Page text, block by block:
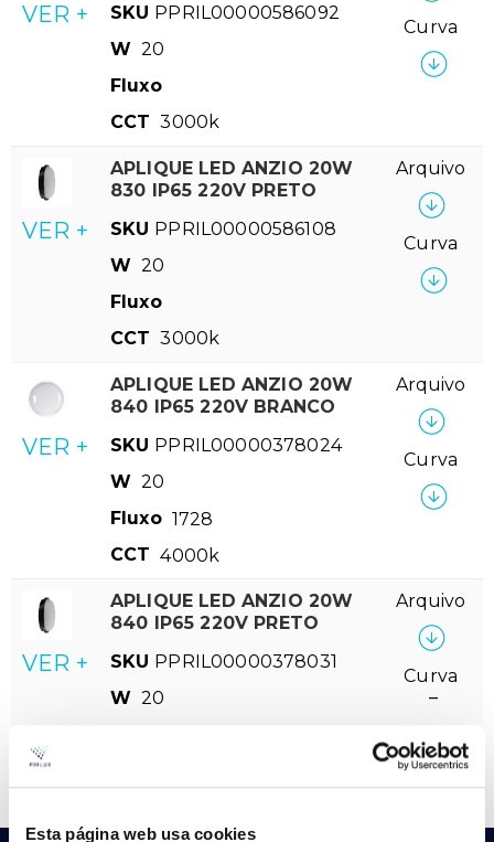
Esta página web usa cookies
VER +
SKU PPRIL00000586092
W 20
Fluxo
CCT 3000k
Curva
VER +
APLIQUE LED ANZIO 20W
830 IP65 220V PRETO
SKU PPRIL00000586108
W 20
Fluxo
CCT 3000k
Arquivo
Curva
VER +
APLIQUE LED ANZIO 20W
840 IP65 220V BRANCO
SKU PPRIL00000378024
W 20
Fluxo 1728
CCT 4000k
Arquivo
Curva
VER +
APLIQUE LED ANZIO 20W
840 IP65 220V PRETO
SKU PPRIL00000378031
W 20
Arquivo
Curva
–